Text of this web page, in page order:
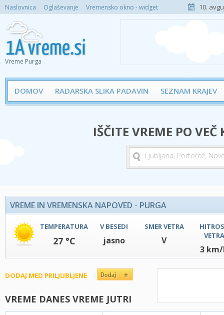
Naslovnica Oglaševanje Vremensko okno - widget 10.
Vreme Purga
DOMOV RADARSKA SLIKA PADAVIN SEZNAM KRAJEV
IŠČITE VREME PO
VREME IN VREMENSKA NAPOVED - PURGA
TEMPERATURA
27 °C
V BESEDI
jasno
SMER VETRA
V
VETRA
3
DODAJ MED PRILJUBLJENE
VREME DANES VREME JUTRI